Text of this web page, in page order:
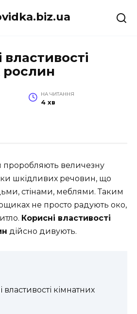
властивості
рослин
НА ЧИТАННЯ
4 хв
проробляють величезну
шкідливих речовин, що
стінами, меблями. Таким
не просто радують око,
Корисні властивості
дійсно дивують.
властивості кімнатних